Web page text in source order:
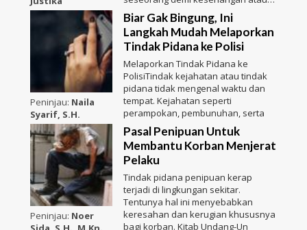
kepenti
Peninjau: Naila
Syarif, S.H.
Biar Gak Bingung, Ini
Langkah Mudah Melaporkan
Tindak Pidana ke Polisi
Melaporkan Tindak Pidana ke
PolisiTindak kejahatan atau tindak
pidana tidak mengenal waktu dan
tempat. Kejahatan seperti
perampokan, pembunuhan, serta
Peninjau: Noer
Pasal Penipuan Untuk
Membantu Korban Menjerat
Pelaku
Tindak pidana penipuan kerap
terjadi di lingkungan sekitar.
Tentunya hal ini menyebabkan
keresahan dan kerugian khususnya
bagi korban. Kitab Undang-Un